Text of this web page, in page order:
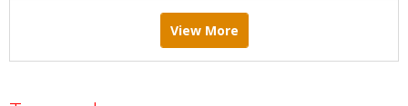
View More